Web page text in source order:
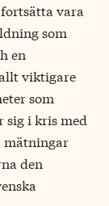
vara
som
en
viktigare
som
sig i kris med
mätningar
den